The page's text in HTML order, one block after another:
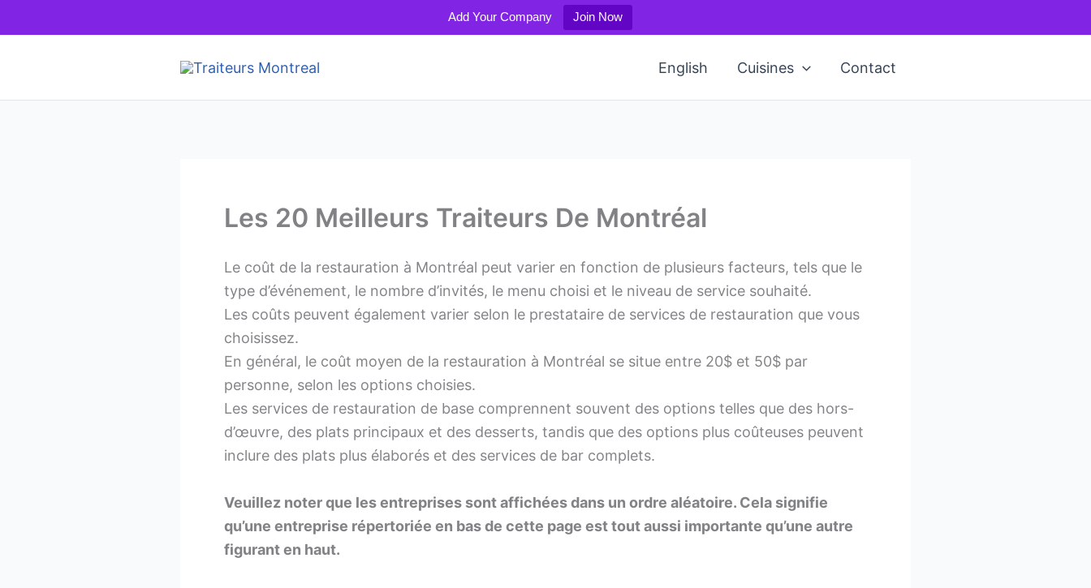
Add Your Company Join Now
English Cuisines Contact
Les 20 Meilleurs Traiteurs De Montréal
Le coût de la restauration à Montréal peut varier en fonction de plusieurs facteurs, tels que le
type d’événement, le nombre d’invités, le menu choisi et le niveau de service souhaité.
Les coûts peuvent également varier selon le prestataire de services de restauration que vous
choisissez.
En général, le coût moyen de la restauration à Montréal se situe entre 20$ et 50$ par
personne, selon les options choisies.
Les services de restauration de base comprennent souvent des options telles que des hors-
d’œuvre, des plats principaux et des desserts, tandis que des options plus coûteuses peuvent
inclure des plats plus élaborés et des services de bar complets.
Veuillez noter que les entreprises sont affichées dans un ordre aléatoire. Cela signifie
qu’une entreprise répertoriée en bas de cette page est tout aussi importante qu’une autre
figurant en haut.